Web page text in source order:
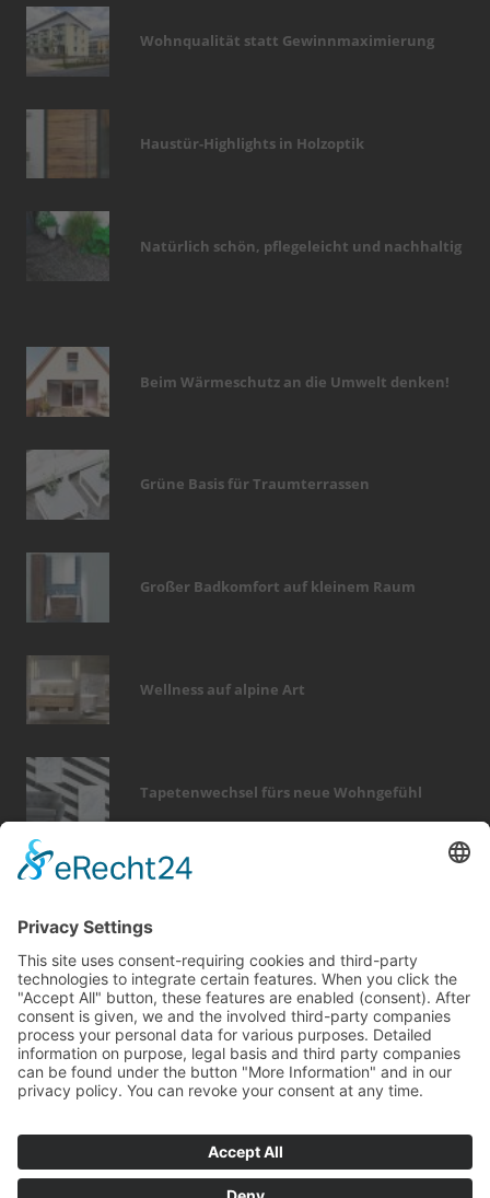
Wohnqualität statt Gewinnmaximierung
Haustür-Highlights in Holzoptik
Natürlich schön, pflegeleicht und nachhaltig
Beim Wärmeschutz an die Umwelt denken!
Grüne Basis für Traumterrassen
Großer Badkomfort auf kleinem Raum
Wellness auf alpine Art
Tapetenwechsel fürs neue Wohngefühl
türen wärme möbel outdoor
förderung
wellness
sanieren finanzierung heizung
kamin
wintergarten
immobilien hausbau
fußboden
fliesen
sicherheit holz
dekoration